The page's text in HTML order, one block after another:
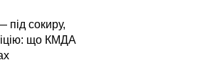
під сокиру,
що КМДА